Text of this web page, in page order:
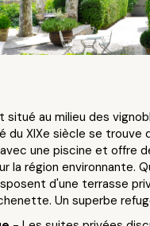
situé au milieu des
du XIXe siècle se trouve
une piscine et offre
la région environnante.
d'une terrasse
Un superbe